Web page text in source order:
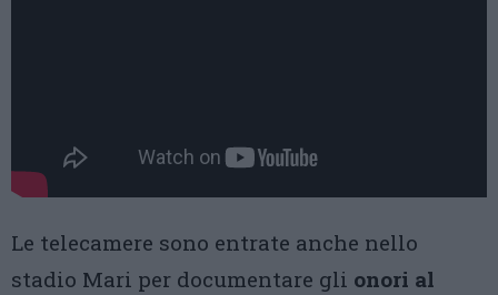
Le telecamere sono entrate anche nello
stadio Mari per documentare gli onori al